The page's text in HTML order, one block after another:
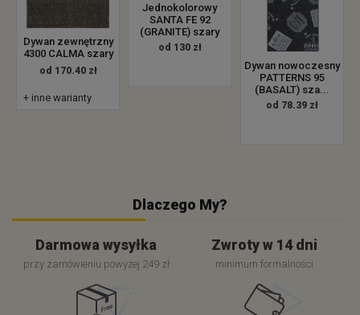
Dywan zewnętrzny
4300 CALMA szary
od 170.40 zł
+ inne warianty
Jednokolorowy
SANTA FE 92
(GRANITE) szary
od 130 zł
Dywan nowoczesny
PATTERNS 95
(BASALT) sza...
od 78.39 zł
Dlaczego My?
Darmowa wysyłka
przy zamówieniu powyżej 249 zł
Zwroty w 14 dni
minimum formalności